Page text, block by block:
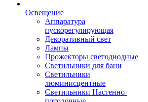
Освещение
Аппаратура
пускорегулирующая
Декоративный свет
Лампы
Прожекторы светодиодные
Светильники для бани
Светильники
люминисцентные
Светильники Настенно-